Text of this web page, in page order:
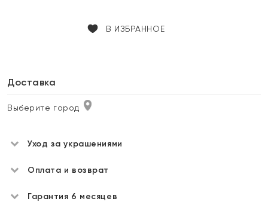
В ИЗБРАННОЕ
Доставка
Выберите город
Уход за украшениями
Оплата и возврат
Гарантия 6 месяцев